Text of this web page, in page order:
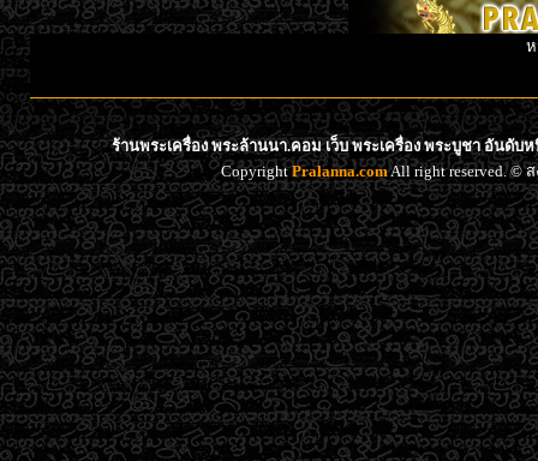
ร้านพระเครื่อง พระล้านนา.คอม เว็บ พระเครื่อง พระบูชา อันดับ
CopyrightPralanna.comAll right reserved. ©